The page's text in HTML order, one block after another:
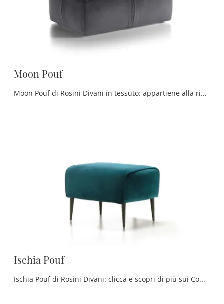
Moon Pouf
Moon Pouf di Rosini Divani in tessuto: appartiene alla ricca offerta di Complementi moderni del noto e conosciuto brand, sempre di grande valore.
Ischia Pouf
Ischia Pouf di Rosini Divani: clicca e scopri di più sui Complementi e pouf classici in tessuto del noto e conosciuto marchio!